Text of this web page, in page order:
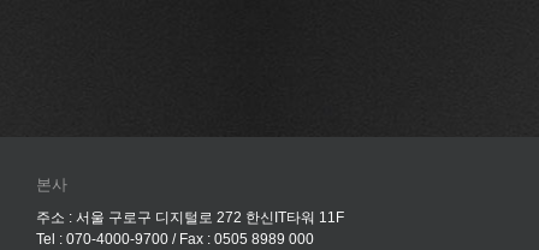
본사
주소 : 서울 구로구 디지털로 272 한신IT타워 11F
Tel : 070-4000-9700 / Fax : 0505 8989 000